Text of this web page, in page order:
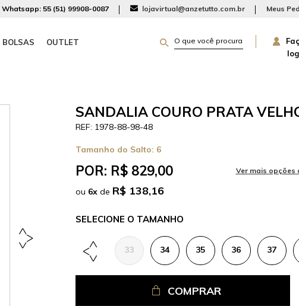
Whatsapp: 55 (51) 99908-0087 lojavirtual@anzetutto.com.br Meus
BOLSAS OUTLET
SANDALIA COURO PRATA
1978-88-98-48
Tamanho do Salto: 6
POR: R$ 829,00
ou 6x de R$ 138,16
TAMANHO
33 34 35 36 37
COMPRAR